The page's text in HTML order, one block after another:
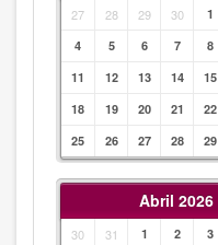
27 28 29 30 1
4
5 6 7 8
11
12 13 14 15
18
19 20 21 22
25
26 27 28 29
Abril 2026
30 31 1 2 3